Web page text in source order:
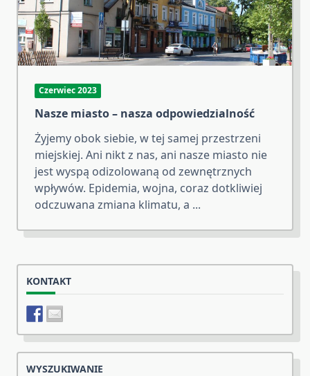
Czerwiec 2023
Nasze miasto – nasza odpowiedzialność
Żyjemy obok siebie, w tej samej przestrzeni
miejskiej. Ani nikt z nas, ani nasze miasto nie
jest wyspą odizolowaną od zewnętrznych
wpływów. Epidemia, wojna, coraz dotkliwiej
odczuwana zmiana klimatu, a ...
KONTAKT
WYSZUKIWANIE